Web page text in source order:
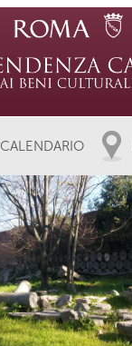
CALENDARIO